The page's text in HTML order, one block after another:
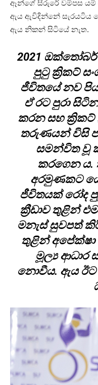
ඈන්ගේ සිරුරේ වම්පස යම්
ඇය ඇවිදින්නේ සැරයටිය
ඇය නිකන් සිටියේ නැත.
2021 ඔක්තෝබර්
පුටු ක්‍රිකට්
ජීවිතයේ නව
ඒ රට පුරා
කරන සහ ක්‍රිකට්
තරුණයන් විසි
සමන්විත වූ
කරගෙන
අරමුණකට
ජීවිතයක් රෝද
ක්‍රීඩාව තුළින්
මනැස් සුවපත්
තුළින් අපේක්ෂා
මූල්‍ය ආධාර
නොවීය. ඇය ඊට